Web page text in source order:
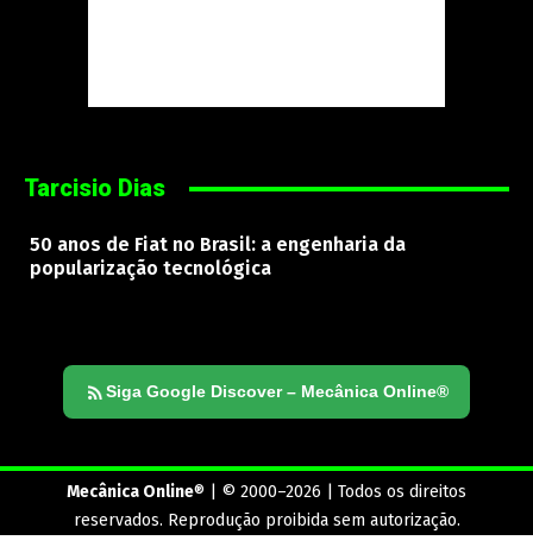
Tarcisio Dias
50 anos de Fiat no Brasil: a engenharia da
popularização tecnológica
Siga Google Discover – Mecânica Online®
Mecânica Online® | © 2000–2026 | Todos os direitos
reservados. Reprodução proibida sem autorização.